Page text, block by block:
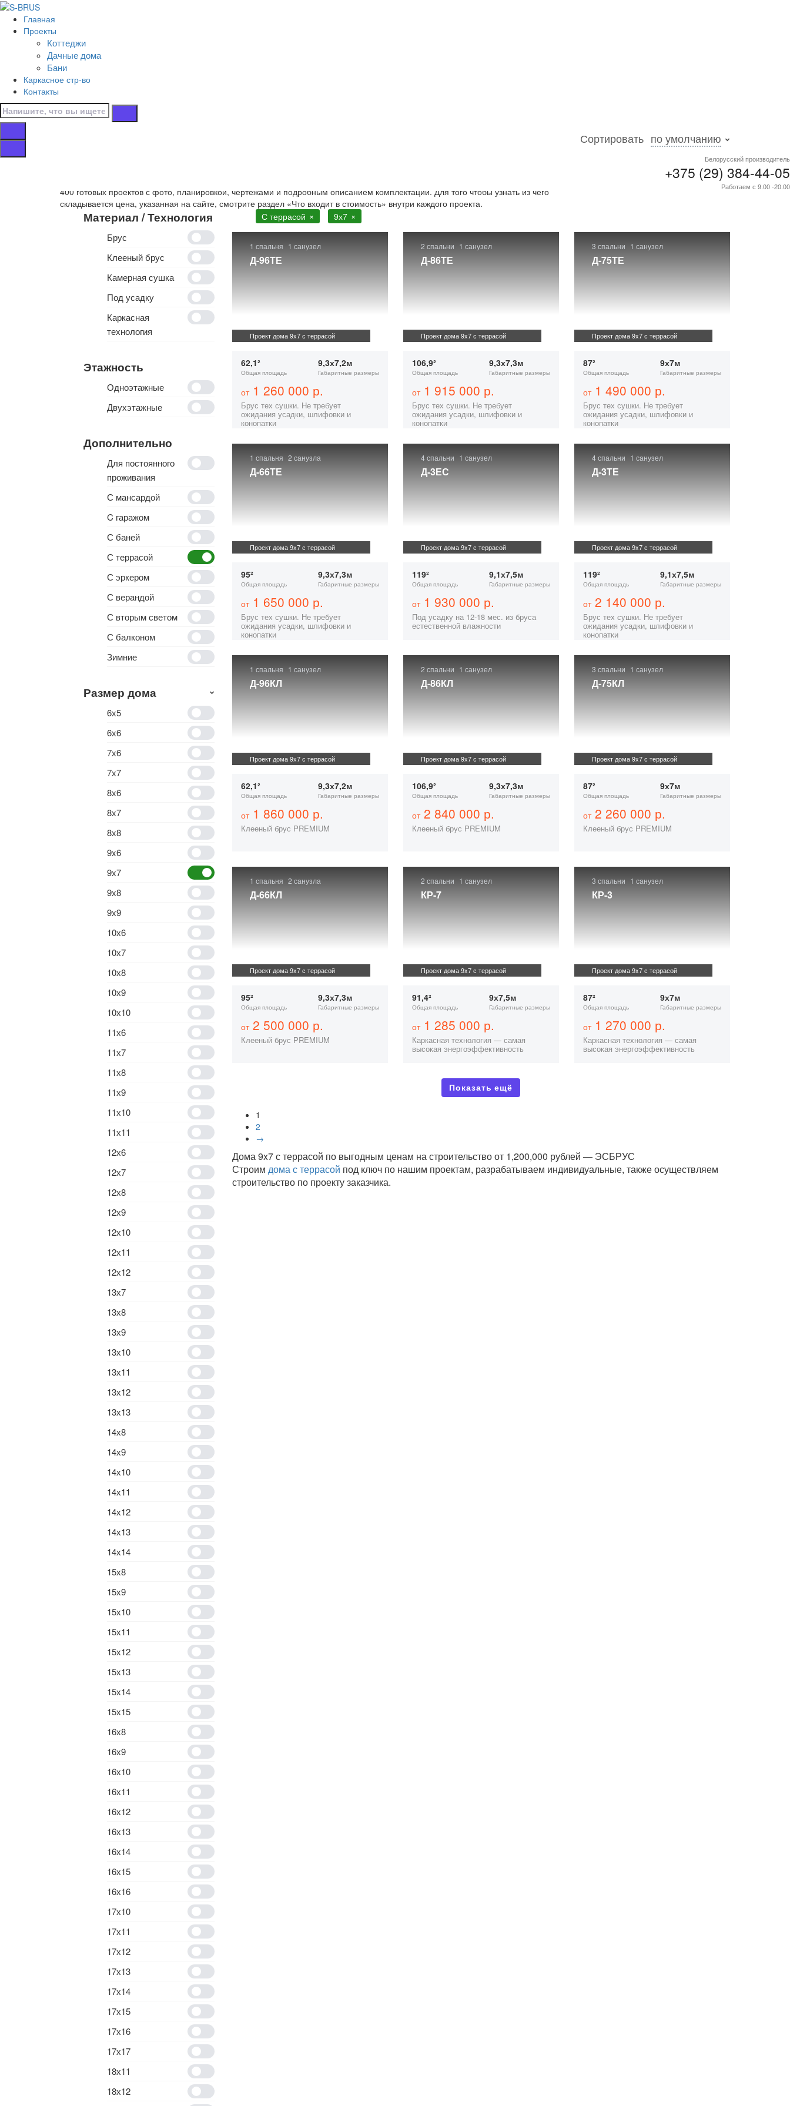
Перейти к контенту
Главная
Проекты
Коттеджи
Дачные дома
Бани
Каркасное стр-во
Контакты
Белорусский производитель
+375 (29) 384-44-05
Работаем с 9.00 -20.00
Коттеджи
/
С террасой
/
Сортировать по умолчанию
400 готовых проектов с фото, планировкой, чертежами и подробным описанием комплектации. Для того чтобы узнать из чего
складывается цена, указанная на сайте, смотрите раздел «Что входит в стоимость» внутри каждого проекта.
Материал / Технология
Брус
Клееный брус
Камерная сушка
Под усадку
Каркасная
технология
Этажность
Одноэтажные
Двухэтажные
Дополнительно
Для постоянного
проживания
С мансардой
C гаражом
С баней
С террасой
С эркером
С верандой
С вторым светом
С балконом
Зимние
Размер дома
6х5
6х6
7х6
7х7
8х6
8х7
8х8
9x6
9х7
9х8
9х9
10х6
10х7
10х8
10х9
10х10
11х6
11х7
11х8
11х9
11х10
11х11
12х6
12х7
12х8
12х9
12х10
12х11
12х12
13х7
13х8
13х9
13х10
13х11
13х12
13х13
14х8
14х9
14х10
14х11
14х12
14х13
14х14
15х8
15х9
15х10
15х11
15х12
15х13
15х14
15х15
16х8
16х9
16х10
16х11
16х12
16х13
16х14
16х15
16х16
17х10
17х11
17х12
17х13
17х14
17х15
17х16
17х17
18х11
18х12
С террасой 9х7
1 спальня 1 санузел
Д-96ТЕ
Проект дома 9x7 с террасой
62,1²
Общая площадь
9,3х7,2м
Габаритные размеры
от1 260 000 р.
Брус тех сушки. Не требует
ожидания усадки, шлифовки и
конопатки
2 спальни 1 санузел
Д-86ТЕ
Проект дома 9x7 с террасой
106,9²
Общая площадь
9,3х7,3м
Габаритные размеры
от1 915 000 р.
Брус тех сушки. Не требует
ожидания усадки, шлифовки и
конопатки
3 спальни 1 санузел
Д-75ТЕ
Проект дома 9x7 с террасой
87²
Общая площадь
9х7м
Габаритные размеры
от1 490 000 р.
Брус тех сушки. Не требует
ожидания усадки, шлифовки и
конопатки
1 спальня 2 санузла
Д-66ТЕ
Проект дома 9x7 с террасой
95²
Общая площадь
9,3х7,3м
Габаритные размеры
от1 650 000 р.
Брус тех сушки. Не требует
ожидания усадки, шлифовки и
конопатки
4 спальни 1 санузел
Д-3ЕС
Проект дома 9x7 с террасой
119²
Общая площадь
9,1х7,5м
Габаритные размеры
от1 930 000 р.
Под усадку на 12-18 мес. из бруса
естественной влажности
4 спальни 1 санузел
Д-3ТЕ
Проект дома 9x7 с террасой
119²
Общая площадь
9,1х7,5м
Габаритные размеры
от2 140 000 р.
Брус тех сушки. Не требует
ожидания усадки, шлифовки и
конопатки
1 спальня 1 санузел
Д-96КЛ
Проект дома 9x7 с террасой
62,1²
Общая площадь
9,3х7,2м
Габаритные размеры
от1 860 000 р.
Клееный брус PREMIUM
2 спальни 1 санузел
Д-86КЛ
Проект дома 9x7 с террасой
106,9²
Общая площадь
9,3х7,3м
Габаритные размеры
от2 840 000 р.
Клееный брус PREMIUM
3 спальни 1 санузел
Д-75КЛ
Проект дома 9x7 с террасой
87²
Общая площадь
9х7м
Габаритные размеры
от2 260 000 р.
Клееный брус PREMIUM
1 спальня 2 санузла
Д-66КЛ
Проект дома 9x7 с террасой
95²
Общая площадь
9,3х7,3м
Габаритные размеры
от2 500 000 р.
Клееный брус PREMIUM
2 спальни 1 санузел
КР-7
Проект дома 9x7 с террасой
91,4²
Общая площадь
9х7,5м
Габаритные размеры
от1 285 000 р.
Каркасная технология — самая
высокая энергоэффективность
3 спальни 1 санузел
КР-3
Проект дома 9x7 с террасой
87²
Общая площадь
9х7м
Габаритные размеры
от1 270 000 р.
Каркасная технология — самая
высокая энергоэффективность
Показать ещё
1
2
→
Дома 9x7 с террасой по выгодным ценам на строительство от 1,200,000 рублей — ЭСБРУС
Строим дома с террасой под ключ по нашим проектам, разрабатываем индивидуальные, также осуществляем
строительство по проекту заказчика.